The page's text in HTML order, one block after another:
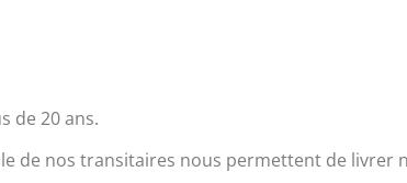
de 20 ans.
de nos transitaires nous permettent de livrer